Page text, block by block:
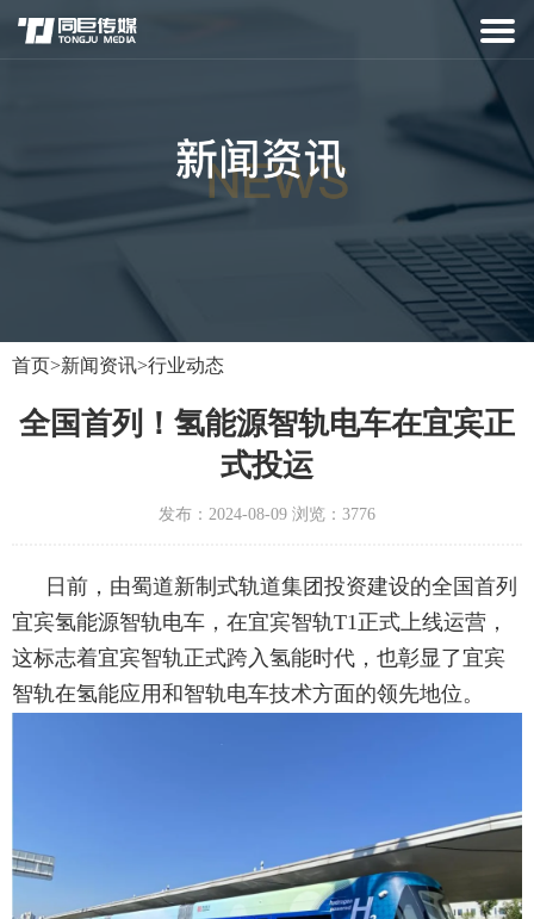
首页>新闻资讯>行业动态
全国首列！氢能源智轨电车在宜宾正
式投运
发布：2024-08-09 浏览：3776
日前，由蜀道新制式轨道集团投资建设的全国首列
宜宾氢能源智轨电车，在宜宾智轨T1正式上线运营，
这标志着宜宾智轨正式跨入氢能时代，也彰显了宜宾
智轨在氢能应用和智轨电车技术方面的领先地位。